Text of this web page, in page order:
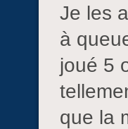
Je les
à
joué 5
que la